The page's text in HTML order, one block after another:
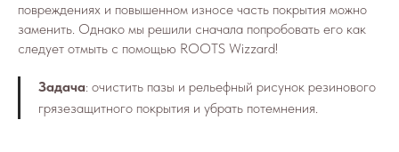
повреждениях и повышенном износе часть покрытия можно
заменить. Однако мы решили сначала попробовать его как
следует отмыть с помощью ROOTS Wizzard!
Задача: очистить пазы и рельефный рисунок резинового
грязезащитного покрытия и убрать потемнения.